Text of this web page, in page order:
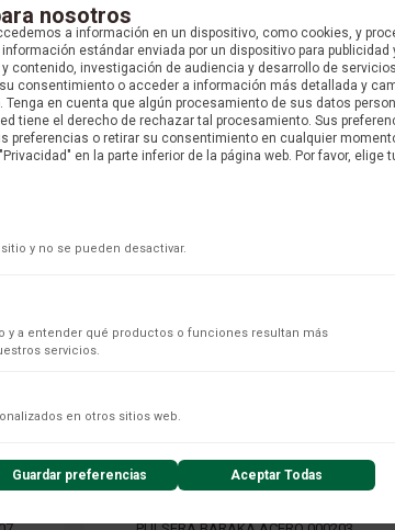
$ 5.880.000 COP
PRECIO ONLINE
nosotros
a información en un dispositivo, como cookies, y
estándar enviada por un dispositivo para publicidad
contenido, investigación de audiencia y desarrollo de
consentimiento o acceder a información más detallada y
en cuenta que algún procesamiento de sus datos
tiene el derecho de rechazar tal procesamiento. Sus
preferencias o retirar su consentimiento en cualquier
en la parte inferior de la página web. Por favor, elige
y no se pueden desactivar.
y a entender qué productos o funciones resultan más
servicios.
lo que nos permite analizar el rendimiento de nuestro contenido y las
en otros sitios web.
Guardar preferencias Aceptar Todas